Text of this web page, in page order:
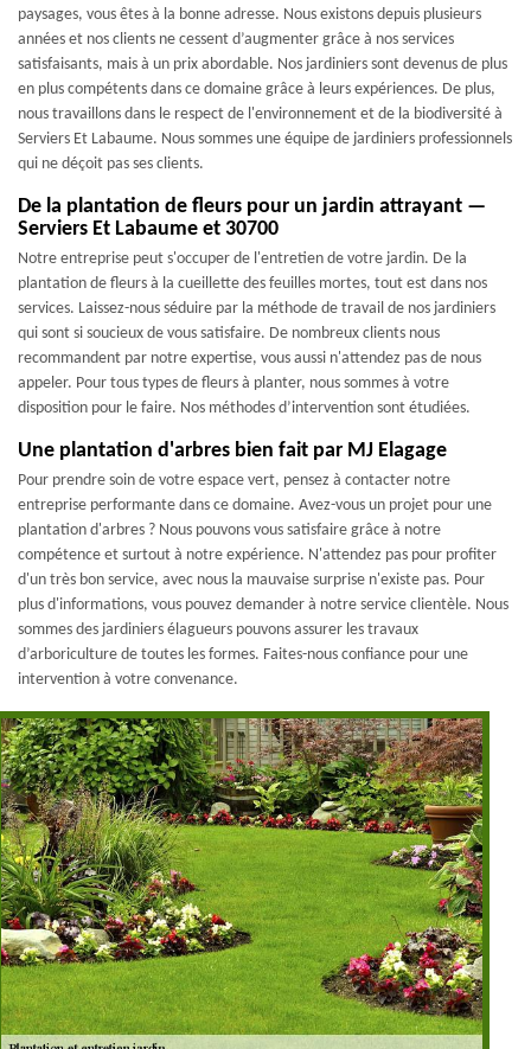
paysages, vous êtes à la bonne adresse. Nous existons depuis plusieurs
années et nos clients ne cessent d’augmenter grâce à nos services
satisfaisants, mais à un prix abordable. Nos jardiniers sont devenus de plus
en plus compétents dans ce domaine grâce à leurs expériences. De plus,
nous travaillons dans le respect de l'environnement et de la biodiversité à
Serviers Et Labaume. Nous sommes une équipe de jardiniers professionnels
qui ne déçoit pas ses clients.
De la plantation de fleurs pour un jardin attrayant —
Serviers Et Labaume et 30700
Notre entreprise peut s'occuper de l'entretien de votre jardin. De la
plantation de fleurs à la cueillette des feuilles mortes, tout est dans nos
services. Laissez-nous séduire par la méthode de travail de nos jardiniers
qui sont si soucieux de vous satisfaire. De nombreux clients nous
recommandent par notre expertise, vous aussi n'attendez pas de nous
appeler. Pour tous types de fleurs à planter, nous sommes à votre
disposition pour le faire. Nos méthodes d’intervention sont étudiées.
Une plantation d'arbres bien fait par MJ Elagage
Pour prendre soin de votre espace vert, pensez à contacter notre
entreprise performante dans ce domaine. Avez-vous un projet pour une
plantation d'arbres ? Nous pouvons vous satisfaire grâce à notre
compétence et surtout à notre expérience. N'attendez pas pour profiter
d'un très bon service, avec nous la mauvaise surprise n'existe pas. Pour
plus d'informations, vous pouvez demander à notre service clientèle. Nous
sommes des jardiniers élagueurs pouvons assurer les travaux
d’arboriculture de toutes les formes. Faites-nous confiance pour une
intervention à votre convenance.